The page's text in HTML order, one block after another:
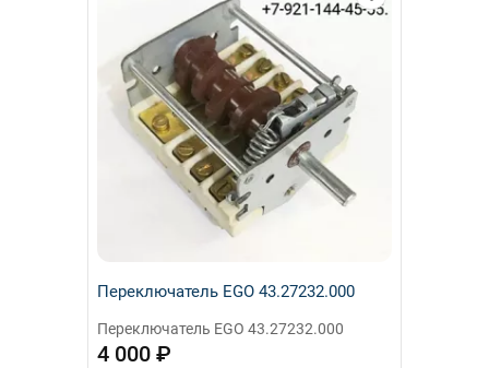
Переключатель EGO 43.27232.000
Переключатель EGO 43.27232.000
4 000 ₽